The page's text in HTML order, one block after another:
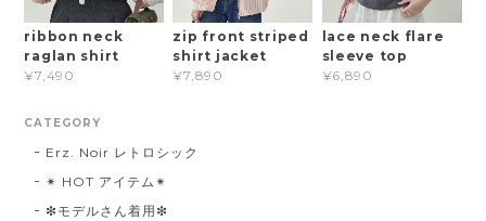
ribbon neck
raglan shirt
¥7,490
zip front striped
shirt jacket
¥7,890
lace neck flare
sleeve top
¥6,890
CATEGORY
Erz. Noir レトロシック
✴︎ HOT アイテム✴︎
❇︎モデルさん着用❇︎